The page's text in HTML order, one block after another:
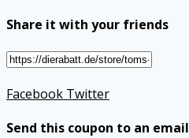
Share it with your friends
Facebook Twitter
Send this coupon to an email